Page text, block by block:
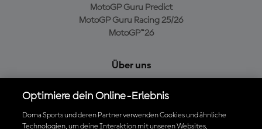
MotoGP Guru Predict
MotoGP Guru Racing 25/26
MotoGP™26
Über uns
Cookie-Richtlinien
Geschäftsbedingungen
Optimiere dein Online-Erlebnis
Dorna Sports und deren Partner verwenden Cookies und ähnliche
Technologien, um deine Interaktion mit unseren Websites,